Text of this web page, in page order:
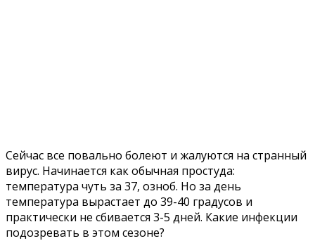
Сейчас все повально болеют и жалуются на странный
вирус. Начинается как обычная простуда:
температура чуть за 37, озноб. Но за день
температура вырастает до 39-40 градусов и
практически не сбивается 3-5 дней. Какие инфекции
подозревать в этом сезоне?